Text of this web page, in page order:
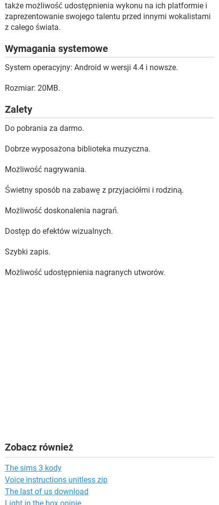
także możliwość udostępnienia wykonu na ich platformie i
zaprezentowanie swojego talentu przed innymi wokalistami
z całego świata.
Wymagania systemowe
System operacyjny: Android w wersji 4.4 i nowsze.
Rozmiar: 20MB.
Zalety
Do pobrania za darmo.
Dobrze wyposażona biblioteka muzyczna.
Możliwość nagrywania.
Świetny sposób na zabawę z przyjaciółmi i rodziną.
Możliwość doskonalenia nagrań.
Dostęp do efektów wizualnych.
Szybki zapis.
Możliwość udostępnienia nagranych utworów.
Zobacz również
The sims 3 kody
Voice instructions unitless zip
The last of us download